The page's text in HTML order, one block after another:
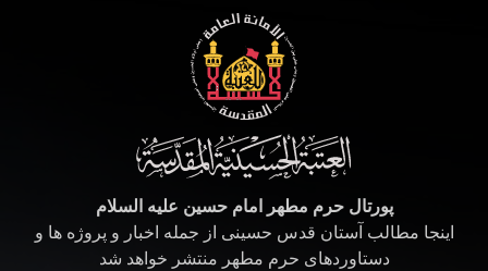
پورتال حرم مطهر امام حسین علیه السلام
اینجا مطالب آستان قدس حسینی از جمله اخبار و پروژه ها و
دستاوردهای حرم مطهر منتشر خواهد شد